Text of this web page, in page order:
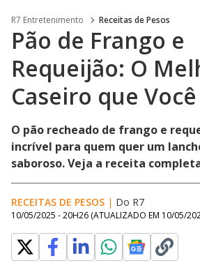
R7 Entretenimento Receitas de Pesos
Pão de Frango e
Requeijão: O
Caseiro que
O pão recheado de frango e
incrível para quem quer um
saboroso. Veja a receita
RECEITAS DE PESOS | Do R7
10/05/2025 - 20H26 (ATUALIZADO EM 10/05/